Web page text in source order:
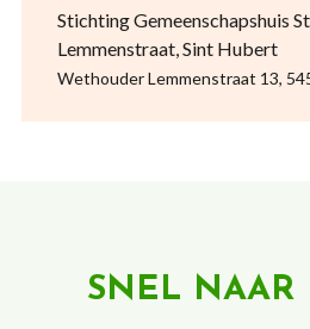
Stichting Gemeenschapshuis
Lemmenstraat, Sint Hubert
Wethouder Lemmenstraat 13,
SNEL NAAR